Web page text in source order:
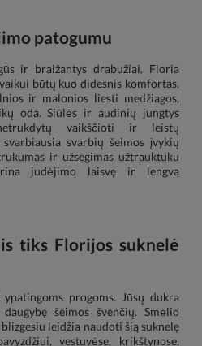
patogumu
ir braižantys drabužiai. Floria
būtų kuo didesnis komfortas.
ir malonios liesti medžiagos,
oda. Siūlės ir audinių jungtys
vaikščioti ir leistų
svarbių šeimos įvykių
ir užsegimas užtrauktuku
judėjimo laisvę ir lengvą
tiks Florijos suknelė
ypatingoms progoms. Jūsų dukra
šeimos švenčių. Smėlio
leidžia naudoti šią suknelę
vestuvėse, krikštynose,